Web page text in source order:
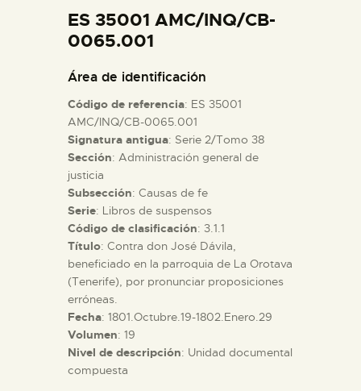
COLECCIONES
ESPAÑOL
PREPARAR LA VISITA
ACTIVIDADES
█
EL MUSEO
COLECCIONES
ES 35001 AMC/INQ/CB-
0065.001
Área de identificación
Código de referencia: ES 35001
AMC/INQ/CB-0065.001
Signatura antigua: Serie 2/Tomo 38
Sección: Administración general de
justicia
Subsección: Causas de fe
Serie: Libros de suspensos
Código de clasificación: 3.1.1
Título: Contra don José Dávila,
beneficiado en la parroquia de La Orotava
(Tenerife), por pronunciar proposiciones
erróneas.
Fecha: 1801.Octubre.19-1802.Enero.29
Volumen: 19
Nivel de descripción: Unidad documental
compuesta